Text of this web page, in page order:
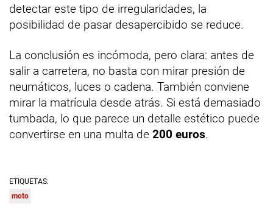
detectar este tipo de irregularidades, la
posibilidad de pasar desapercibido se reduce.
La conclusión es incómoda, pero clara: antes de
salir a carretera, no basta con mirar presión de
neumáticos, luces o cadena. También conviene
mirar la matrícula desde atrás. Si está demasiado
tumbada, lo que parece un detalle estético puede
convertirse en una multa de 200 euros.
ETIQUETAS:
moto